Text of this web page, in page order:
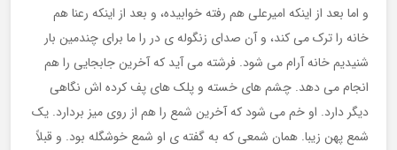
و اما بعد از اینکه امیرعلی هم رفته خوابیده، و بعد از اینکه رعنا هم
خانه را ترک می کند، و آن صدای زنگوله ی در را ما برای چندمین بار
شنیدیم خانه آرام می شود. فرشته می آید که آخرین جابجایی را هم
انجام می دهد. چشم های خسته و پلک های پف کرده اش نگاهی
دیگر دارد. او خم می شود که آخرین شمع را هم از روی میز بردارد. یک
شمع پهن زیبا. همان شمعی که به گفته ی او شمع خوشگله بود. و قبلاً